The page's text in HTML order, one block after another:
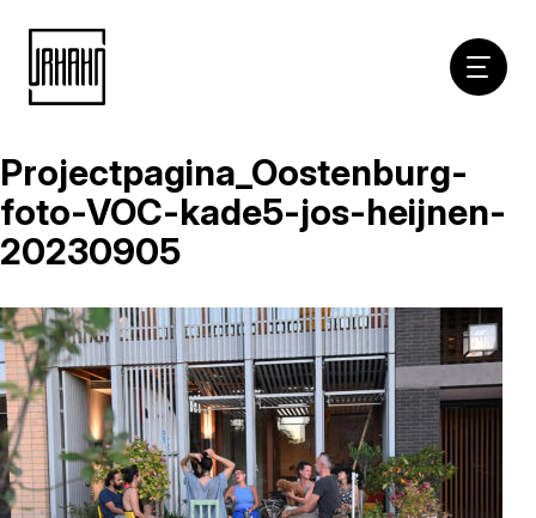
Naar
inhoud
Projectpagina_Oostenburg-
foto-VOC-kade5-jos-heijnen-
20230905